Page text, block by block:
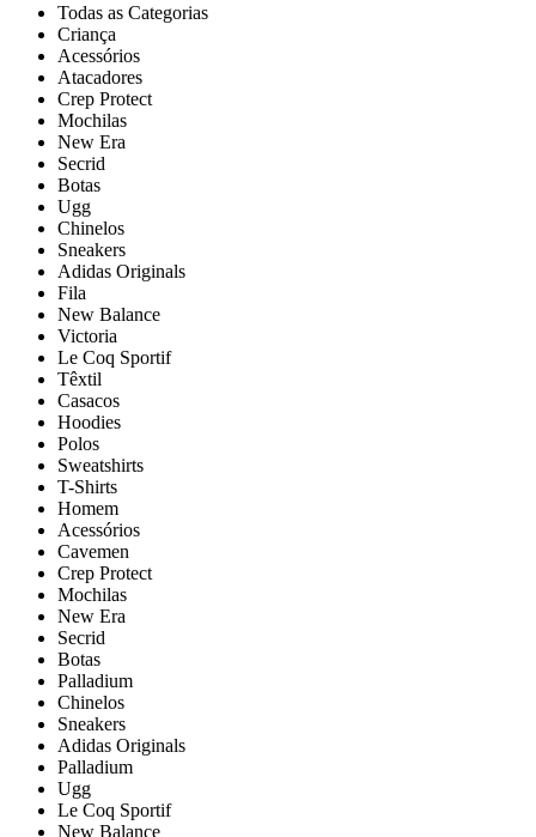
Todas as Categorias
Criança
Acessórios
Atacadores
Crep Protect
Mochilas
New Era
Secrid
Botas
Ugg
Chinelos
Sneakers
Adidas Originals
Fila
New Balance
Victoria
Le Coq Sportif
Têxtil
Casacos
Hoodies
Polos
Sweatshirts
T-Shirts
Homem
Acessórios
Cavemen
Crep Protect
Mochilas
New Era
Secrid
Botas
Palladium
Chinelos
Sneakers
Adidas Originals
Palladium
Ugg
Le Coq Sportif
New Balance